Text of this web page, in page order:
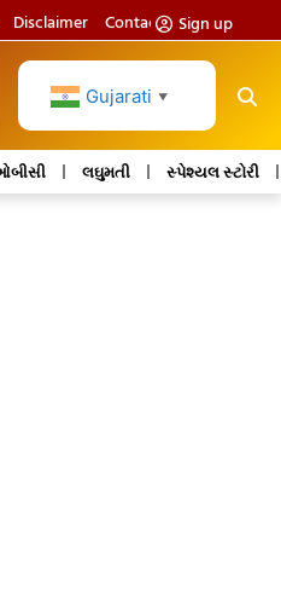
Disclaimer Contact usSign up
Gujarati ▼
લઘુમતી સ્પેશ્યલ સ્ટોરી